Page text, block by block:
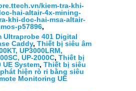
kiem-tra-khi-
hai-altair-4x-mining-
khi-doc-hai-msa-altair-
p57896,
401 Digital
Caddy, Thiết bị siêu âm
UP3000LRM,
UP-2000C, Thiết bị
System, Thiết bị siêu
hiện rò rỉ bằng siêu
Monitoring UE